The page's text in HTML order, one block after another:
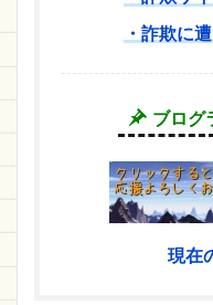
・詐欺に
ブログ
現在